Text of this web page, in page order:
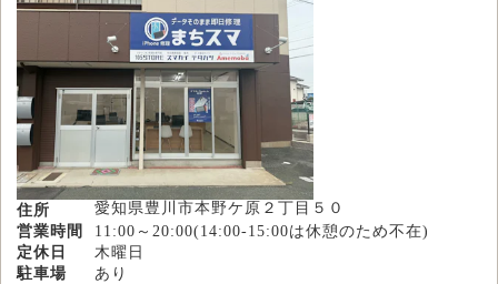
住所
愛知県豊川市本野ケ原２丁目５０
営業時間
11:00～20:00(14:00-15:00は休憩のため不在)
定休日
木曜日
駐車場
あり